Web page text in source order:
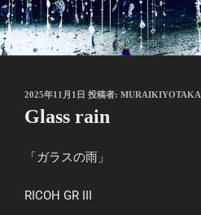
投
稿
日:
2025年11月1日 投稿者: MURAIKIYOTAKA
Glass rain
「ガラスの雨」
RICOH GR III